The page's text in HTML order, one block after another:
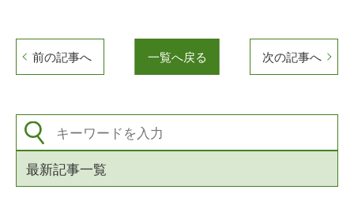
前の記事へ 一覧へ戻る 次の記事へ
最新記事一覧